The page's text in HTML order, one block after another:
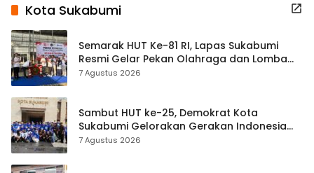
Kota Sukabumi
Semarak HUT Ke-81 RI, Lapas Sukabumi
Resmi Gelar Pekan Olahraga dan Lomba
Tradisional
7 Agustus 2026
Sambut HUT ke-25, Demokrat Kota
Sukabumi Gelorakan Gerakan Indonesia
ASRI Lewat Aksi Bersih Masjid Agung
7 Agustus 2026